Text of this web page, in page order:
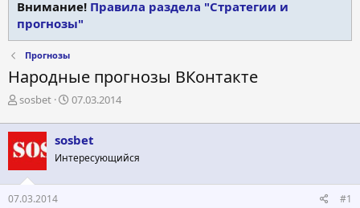
Внимание! Правила раздела "Стратегии и
прогнозы"
Прогнозы
Народные прогнозы ВКонтакте
А
т
о
р
т
е
м
sosbet
Д
т
а
н
ч
07.03.2014
sosbet
Интересующийся
07.03.2014 #1